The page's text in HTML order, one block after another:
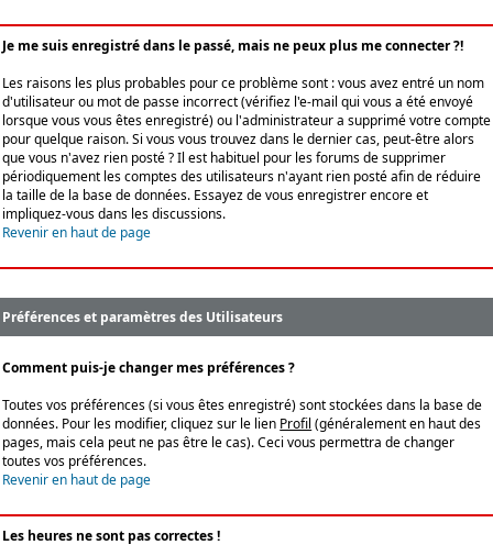
Je me suis enregistré dans le passé, mais ne peux plus me connecter ?!
Les raisons les plus probables pour ce problème sont : vous avez entré un nom
d'utilisateur ou mot de passe incorrect (vérifiez l'e-mail qui vous a été envoyé
lorsque vous vous êtes enregistré) ou l'administrateur a supprimé votre compte
pour quelque raison. Si vous vous trouvez dans le dernier cas, peut-être alors
que vous n'avez rien posté ? Il est habituel pour les forums de supprimer
périodiquement les comptes des utilisateurs n'ayant rien posté afin de réduire
la taille de la base de données. Essayez de vous enregistrer encore et
impliquez-vous dans les discussions.
Revenir en haut de page
Préférences et paramètres des Utilisateurs
Comment puis-je changer mes préférences ?
Toutes vos préférences (si vous êtes enregistré) sont stockées dans la base de
données. Pour les modifier, cliquez sur le lien Profil (généralement en haut des
pages, mais cela peut ne pas être le cas). Ceci vous permettra de changer
toutes vos préférences.
Revenir en haut de page
Les heures ne sont pas correctes !